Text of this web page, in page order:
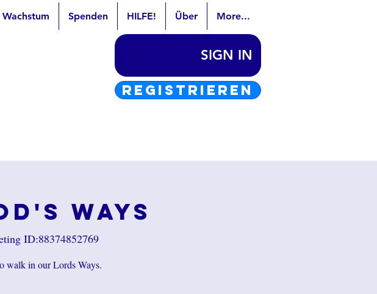
Spenden HILFE! Über More...
Ways
ID:88374852769
walk in our Lords Ways.
SIGN IN
REGISTRIEREN